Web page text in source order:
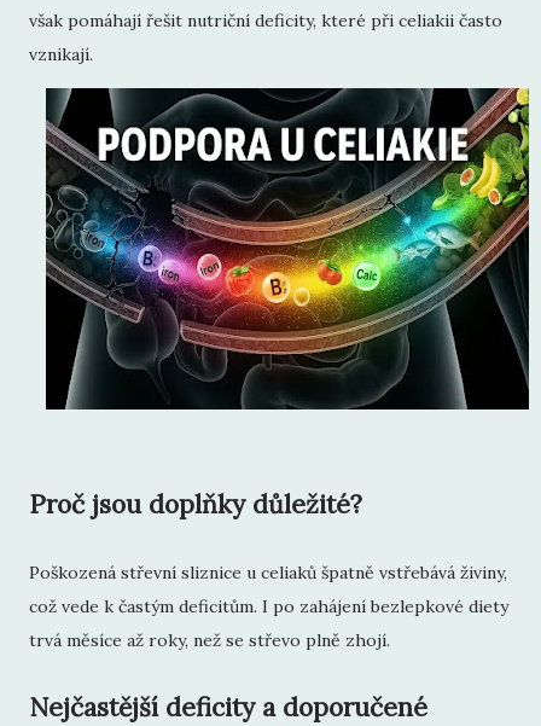
však pomáhají řešit nutriční deficity, které při celiakii často
vznikají.
Proč jsou doplňky důležité?
Poškozená střevní sliznice u celiaků špatně vstřebává živiny,
což vede k častým deficitům. I po zahájení bezlepkové diety
trvá měsíce až roky, než se střevo plně zhojí.
Nejčastější deficity a doporučené